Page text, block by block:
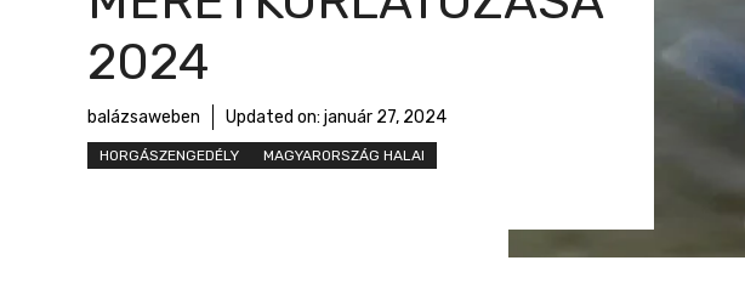
2024
balázsaweben Updated on: január 27, 2024
HORGÁSZENGEDÉLY MAGYARORSZÁG HALAI